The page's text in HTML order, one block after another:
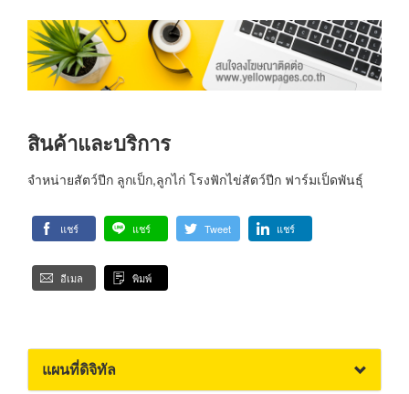
สินค้าและบริการ
จำหน่ายสัตว์ปีก ลูกเป็ก,ลูกไก่ โรงฟักไข่สัตว์ปีก ฟาร์มเป็ดพันธุ์
แชร์ แชร์ Tweet แชร์
อีเมล พิมพ์
แผนที่ดิจิทัล